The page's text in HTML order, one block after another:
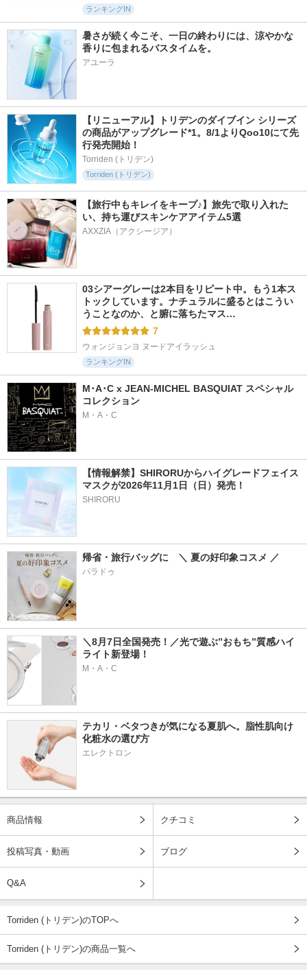
ランキングIN
暑さが続く今こそ、一日の終わりには、涼やかな
香りに包まれるバスタイムを。
アユーラ
【リニューアル】トリデンのダイブイン シリーズ
の商品がアップグレード*1。8/1よりQoo10にて先
行発売開始！
Torriden (トリデン)
Torriden (トリデン)
【旅行中もキレイをキープ♪】旅先で取り入れた
い、持ち運びスキンケアアイテム5選
AXXZIA（アクシージア）
03シアーグレーは2本目をリピート中。もう1本ス
トックしています。ナチュラルに盛るとはこうい
うことなのか、と腑に落ちたマス…
7
ウォンジョンヨ ヌードアイラッシュ
ランキングIN
M･A･C x JEAN-MICHEL BASQUIAT スペシャル
コレクション
M・A・C
【情報解禁】SHIRORUからハイグレードフェイス
マスクが2026年11月1日（日）発売！
SHIRORU
帰省・旅行バッグに　＼ 夏の好印象コスメ ／
パラドゥ
＼8月7日全国発売！／光で遊ぶ”おもち”質感ハイ
ライト新登場！
M・A・C
テカリ・ベタつきが気になる夏肌へ。脂性肌向け
化粧水の選び方
エレクトロン
商品情報 クチコミ
投稿写真・動画 ブログ
Q&A
Torriden (トリデン)のTOPへ
Torriden (トリデン)の商品一覧へ